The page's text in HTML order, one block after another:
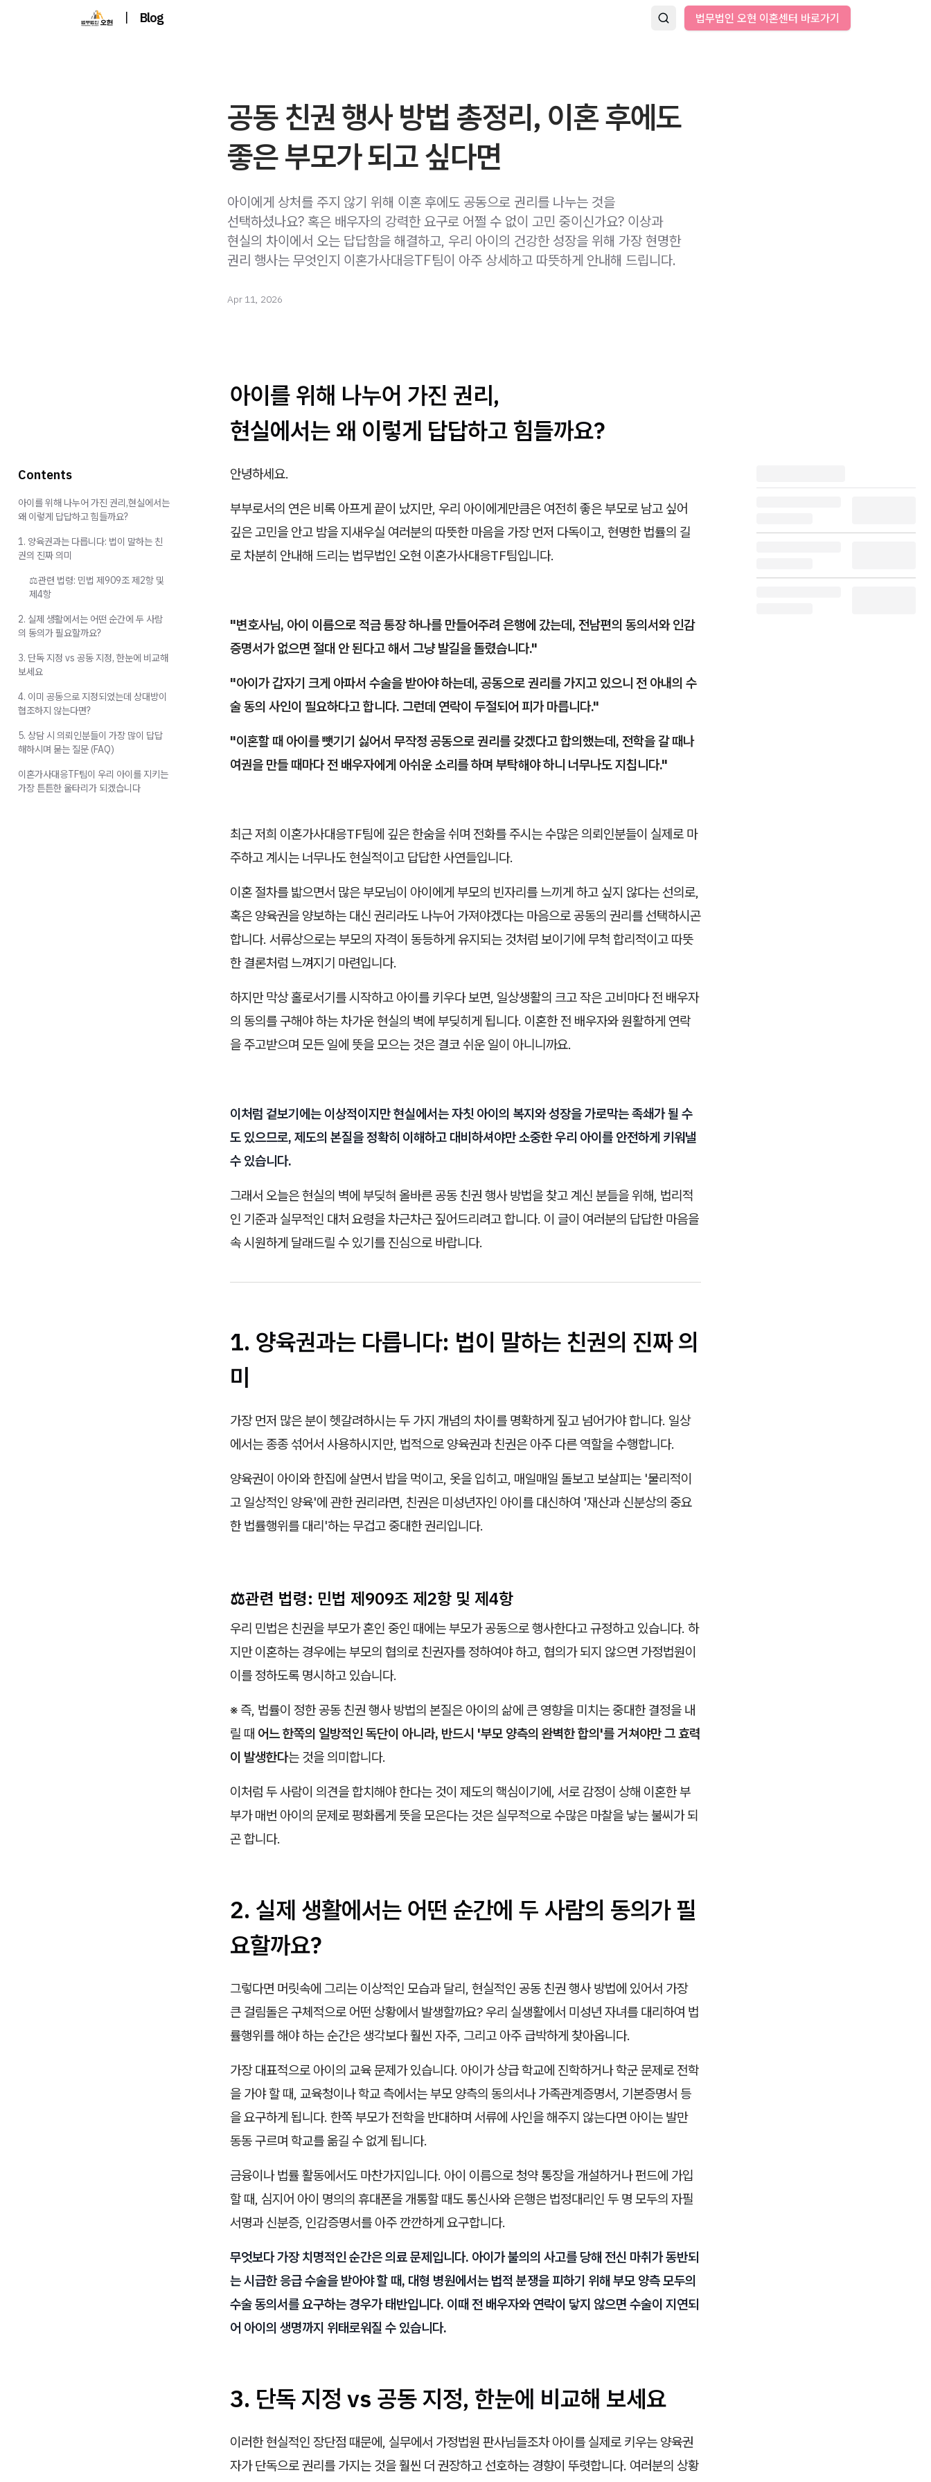
| Blog 법무법인 오현 이혼센터 바로가기
공동 친권 행사 방법 총정리, 이혼 후에도
좋은 부모가 되고 싶다면
아이에게 상처를 주지 않기 위해 이혼 후에도 공동으로 권리를 나누는 것을
선택하셨나요? 혹은 배우자의 강력한 요구로 어쩔 수 없이 고민 중이신가요? 이상과
현실의 차이에서 오는 답답함을 해결하고, 우리 아이의 건강한 성장을 위해 가장 현명한
권리 행사는 무엇인지 이혼가사대응TF팀이 아주 상세하고 따뜻하게 안내해 드립니다.
Apr 11, 2026
아이를 위해 나누어 가진 권리,
현실에서는 왜 이렇게 답답하고 힘들까요?
안녕하세요.
부부로서의 연은 비록 아프게 끝이 났지만, 우리 아이에게만큼은 여전히 좋은 부모로 남고 싶어
깊은 고민을 안고 밤을 지새우실 여러분의 따뜻한 마음을 가장 먼저 다독이고, 현명한 법률의 길
로 차분히 안내해 드리는 법무법인 오현 이혼가사대응TF팀입니다.
"변호사님, 아이 이름으로 적금 통장 하나를 만들어주려 은행에 갔는데, 전남편의 동의서와 인감
증명서가 없으면 절대 안 된다고 해서 그냥 발길을 돌렸습니다."
"아이가 갑자기 크게 아파서 수술을 받아야 하는데, 공동으로 권리를 가지고 있으니 전 아내의 수
술 동의 사인이 필요하다고 합니다. 그런데 연락이 두절되어 피가 마릅니다."
"이혼할 때 아이를 뺏기기 싫어서 무작정 공동으로 권리를 갖겠다고 합의했는데, 전학을 갈 때나
여권을 만들 때마다 전 배우자에게 아쉬운 소리를 하며 부탁해야 하니 너무나도 지칩니다."
최근 저희 이혼가사대응TF팀에 깊은 한숨을 쉬며 전화를 주시는 수많은 의뢰인분들이 실제로 마
주하고 계시는 너무나도 현실적이고 답답한 사연들입니다.
이혼 절차를 밟으면서 많은 부모님이 아이에게 부모의 빈자리를 느끼게 하고 싶지 않다는 선의로,
혹은 양육권을 양보하는 대신 권리라도 나누어 가져야겠다는 마음으로 공동의 권리를 선택하시곤
합니다. 서류상으로는 부모의 자격이 동등하게 유지되는 것처럼 보이기에 무척 합리적이고 따뜻
한 결론처럼 느껴지기 마련입니다.
하지만 막상 홀로서기를 시작하고 아이를 키우다 보면, 일상생활의 크고 작은 고비마다 전 배우자
의 동의를 구해야 하는 차가운 현실의 벽에 부딪히게 됩니다. 이혼한 전 배우자와 원활하게 연락
을 주고받으며 모든 일에 뜻을 모으는 것은 결코 쉬운 일이 아니니까요.
이처럼 겉보기에는 이상적이지만 현실에서는 자칫 아이의 복지와 성장을 가로막는 족쇄가 될 수
도 있으므로, 제도의 본질을 정확히 이해하고 대비하셔야만 소중한 우리 아이를 안전하게 키워낼
수 있습니다.
그래서 오늘은 현실의 벽에 부딪혀 올바른 공동 친권 행사 방법을 찾고 계신 분들을 위해, 법리적
인 기준과 실무적인 대처 요령을 차근차근 짚어드리려고 합니다. 이 글이 여러분의 답답한 마음을
속 시원하게 달래드릴 수 있기를 진심으로 바랍니다.
1. 양육권과는 다릅니다: 법이 말하는 친권의 진짜 의
미
가장 먼저 많은 분이 헷갈려하시는 두 가지 개념의 차이를 명확하게 짚고 넘어가야 합니다. 일상
에서는 종종 섞어서 사용하시지만, 법적으로 양육권과 친권은 아주 다른 역할을 수행합니다.
양육권이 아이와 한집에 살면서 밥을 먹이고, 옷을 입히고, 매일매일 돌보고 보살피는 '물리적이
고 일상적인 양육'에 관한 권리라면, 친권은 미성년자인 아이를 대신하여 '재산과 신분상의 중요
한 법률행위를 대리'하는 무겁고 중대한 권리입니다.
⚖️관련 법령: 민법 제909조 제2항 및 제4항
우리 민법은 친권을 부모가 혼인 중인 때에는 부모가 공동으로 행사한다고 규정하고 있습니다. 하
지만 이혼하는 경우에는 부모의 협의로 친권자를 정하여야 하고, 협의가 되지 않으면 가정법원이
이를 정하도록 명시하고 있습니다.
※ 즉, 법률이 정한 공동 친권 행사 방법의 본질은 아이의 삶에 큰 영향을 미치는 중대한 결정을 내
릴 때 어느 한쪽의 일방적인 독단이 아니라, 반드시 '부모 양측의 완벽한 합의'를 거쳐야만 그 효력
이 발생한다는 것을 의미합니다.
이처럼 두 사람이 의견을 합치해야 한다는 것이 제도의 핵심이기에, 서로 감정이 상해 이혼한 부
부가 매번 아이의 문제로 평화롭게 뜻을 모은다는 것은 실무적으로 수많은 마찰을 낳는 불씨가 되
곤 합니다.
2. 실제 생활에서는 어떤 순간에 두 사람의 동의가 필
요할까요?
그렇다면 머릿속에 그리는 이상적인 모습과 달리, 현실적인 공동 친권 행사 방법에 있어서 가장
큰 걸림돌은 구체적으로 어떤 상황에서 발생할까요? 우리 실생활에서 미성년 자녀를 대리하여 법
률행위를 해야 하는 순간은 생각보다 훨씬 자주, 그리고 아주 급박하게 찾아옵니다.
가장 대표적으로 아이의 교육 문제가 있습니다. 아이가 상급 학교에 진학하거나 학군 문제로 전학
을 가야 할 때, 교육청이나 학교 측에서는 부모 양측의 동의서나 가족관계증명서, 기본증명서 등
을 요구하게 됩니다. 한쪽 부모가 전학을 반대하며 서류에 사인을 해주지 않는다면 아이는 발만
동동 구르며 학교를 옮길 수 없게 됩니다.
금융이나 법률 활동에서도 마찬가지입니다. 아이 이름으로 청약 통장을 개설하거나 펀드에 가입
할 때, 심지어 아이 명의의 휴대폰을 개통할 때도 통신사와 은행은 법정대리인 두 명 모두의 자필
서명과 신분증, 인감증명서를 아주 깐깐하게 요구합니다.
무엇보다 가장 치명적인 순간은 의료 문제입니다. 아이가 불의의 사고를 당해 전신 마취가 동반되
는 시급한 응급 수술을 받아야 할 때, 대형 병원에서는 법적 분쟁을 피하기 위해 부모 양측 모두의
수술 동의서를 요구하는 경우가 태반입니다. 이때 전 배우자와 연락이 닿지 않으면 수술이 지연되
어 아이의 생명까지 위태로워질 수 있습니다.
3. 단독 지정 vs 공동 지정, 한눈에 비교해 보세요
이러한 현실적인 장단점 때문에, 실무에서 가정법원 판사님들조차 아이를 실제로 키우는 양육권
자가 단독으로 권리를 가지는 것을 훨씬 더 권장하고 선호하는 경향이 뚜렷합니다. 여러분의 상황
Contents
아이를 위해 나누어 가진 권리,현실에서는
왜 이렇게 답답하고 힘들까요?
1. 양육권과는 다릅니다: 법이 말하는 친
권의 진짜 의미
⚖️관련 법령: 민법 제909조 제2항 및
제4항
2. 실제 생활에서는 어떤 순간에 두 사람
의 동의가 필요할까요?
3. 단독 지정 vs 공동 지정, 한눈에 비교해
보세요
4. 이미 공동으로 지정되었는데 상대방이
협조하지 않는다면?
5. 상담 시 의뢰인분들이 가장 많이 답답
해하시며 묻는 질문 (FAQ)
이혼가사대응TF팀이 우리 아이를 지키는
가장 튼튼한 울타리가 되겠습니다